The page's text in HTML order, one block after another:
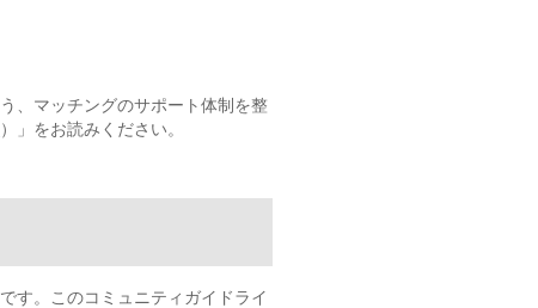
、マッチングのサポート体制を整
）」をお読みください。
す。このコミュニティガイドライ